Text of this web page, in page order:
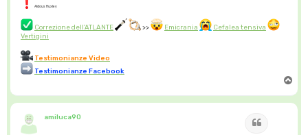
Aldous Huxley
Correzione dell'ATLANTE >> Emicrania
Cefalea tensiva
Vertigini
Testimonianze Video
Testimonianze Facebook
p
amiluca90